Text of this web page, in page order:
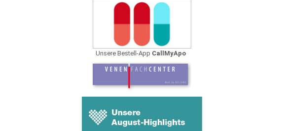
Unsere Bestell-App CallMyApo